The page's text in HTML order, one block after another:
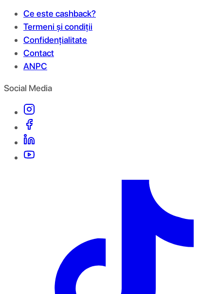
Ce este cashback?
Termeni și condiții
Confidențialitate
Contact
ANPC
Social Media